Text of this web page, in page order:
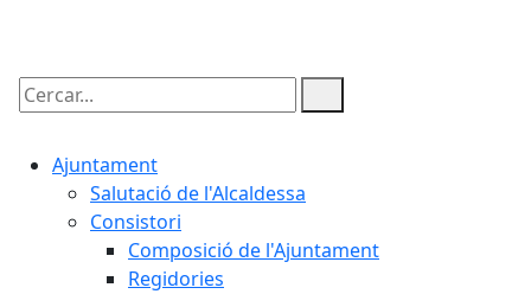
Cercar:
Ajuntament
Salutació de l'Alcaldessa
Consistori
Composició de l'Ajuntament
Regidories